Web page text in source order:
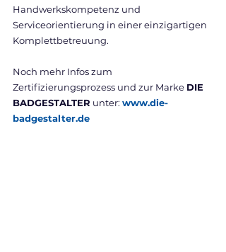
Handwerkskompetenz und
Serviceorientierung in einer einzigartigen
Komplettbetreuung.
Noch mehr Infos zum
Zertifizierungsprozess und zur Marke DIE
BADGESTALTER unter: www.die-
badgestalter.de